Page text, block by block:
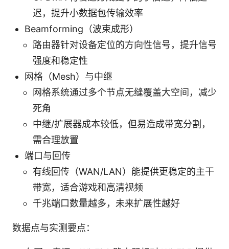
迟，提升小数据包传输效率
Beamforming（波束成形）
路由器针对设备定位的方向性信号，提升信号
强度和稳定性
网格（Mesh）与中继
网格系统通过多个节点无缝覆盖大空间，减少
死角
中继/扩展器成本较低，但易造成带宽分割，
需合理放置
端口与回传
有线回传（WAN/LAN）能提供更稳定的主干
带宽，适合游戏和高清视频
千兆端口数量越多，未来扩展性越好
数据点与实测要点：